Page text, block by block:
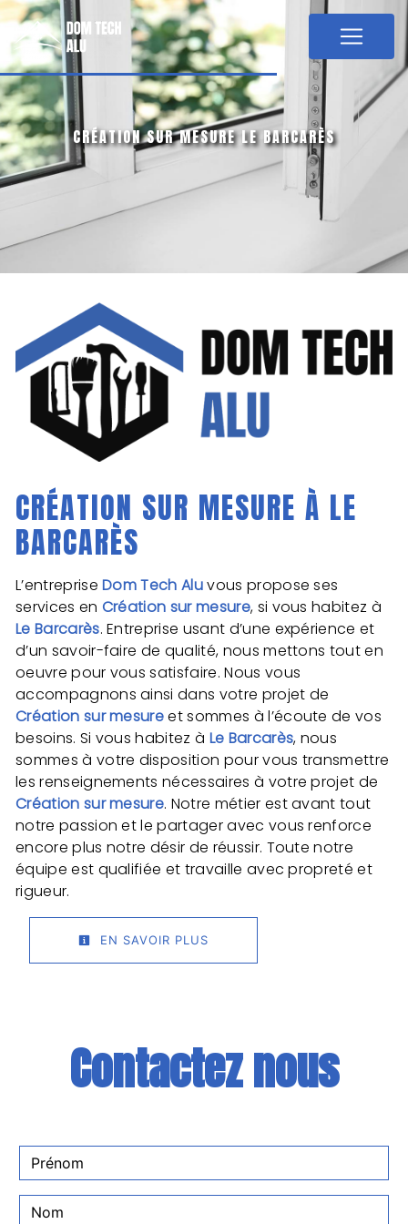
Panneau de gestion des cookies
CRÉATION SUR MESURE LE BARCARÈS
CRÉATION SUR MESURE À LE
BARCARÈS
L’entrepriseDom Tech Aluvous propose ses
services en Création sur mesure, si vous habitez à
Le Barcarès. Entreprise usant d’une expérience et
d’un savoir-faire de qualité, nous mettons tout en
oeuvre pour vous satisfaire. Nous vous
accompagnons ainsi dans votre projet de
Création sur mesureet sommes à l’écoute de vos
besoins. Si vous habitez à Le Barcarès, nous
sommes à votre disposition pour vous transmettre
les renseignements nécessaires à votre projet de
Création sur mesure. Notre métier est avant tout
notre passion et le partager avec vous renforce
encore plus notre désir de réussir. Toute notre
équipe est qualifiée et travaille avec propreté et
rigueur.
EN SAVOIR PLUS
Contactez nous